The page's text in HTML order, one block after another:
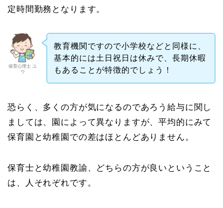
定時間勤務となります。
保育心理士 ユ
ウ
教育機関ですので小学校などと同様に、
基本的には土日祝日は休みで、長期休暇
もあることが特徴的でしょう！
恐らく、多くの方が気になるのであろう給与に関し
ましては、園によって異なりますが、平均的にみて
保育園と幼稚園での差はほとんどありません。
保育士と幼稚園教諭、どちらの方が良いということ
は、人それぞれです。